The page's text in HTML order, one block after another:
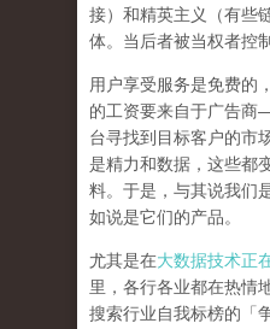
接）和精英主义（有些
体。 当后者被当权者控
用户享受服务是免费的
的工资要来自于广告商
台寻找到目标客户的市
是精力和数据，这些都
料。于是， 与其说我们
如说是它们的产品。
尤其是在大数据技术正
里，各行各业都在热情
搜索行业自我标榜的「